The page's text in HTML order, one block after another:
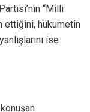
“Milli
ettiğini, hükumetin
ise